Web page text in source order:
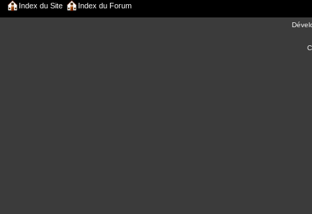
Index du Site Index du Forum